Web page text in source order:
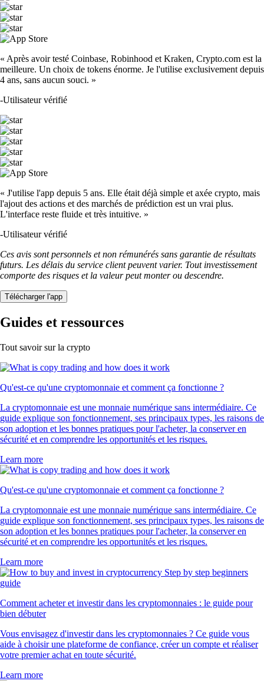
« Après avoir testé Coinbase, Robinhood et Kraken, Crypto.com est la
meilleure. Un choix de tokens énorme. Je l'utilise exclusivement depuis
4 ans, sans aucun souci. »
-Utilisateur vérifié
« J'utilise l'app depuis 5 ans. Elle était déjà simple et axée crypto, mais
l'ajout des actions et des marchés de prédiction est un vrai plus.
L'interface reste fluide et très intuitive. »
-Utilisateur vérifié
Ces avis sont personnels et non rémunérés sans garantie de résultats
futurs. Les délais du service client peuvent varier. Tout investissement
comporte des risques et la valeur peut monter ou descendre.
Télécharger l'app
Guides et ressources
Tout savoir sur la crypto
Qu'est-ce qu'une cryptomonnaie et comment ça fonctionne ?
La cryptomonnaie est une monnaie numérique sans intermédiaire. Ce
guide explique son fonctionnement, ses principaux types, les raisons de
son adoption et les bonnes pratiques pour l'acheter, la conserver en
sécurité et en comprendre les opportunités et les risques.
Learn more
Qu'est-ce qu'une cryptomonnaie et comment ça fonctionne ?
La cryptomonnaie est une monnaie numérique sans intermédiaire. Ce
guide explique son fonctionnement, ses principaux types, les raisons de
son adoption et les bonnes pratiques pour l'acheter, la conserver en
sécurité et en comprendre les opportunités et les risques.
Learn more
Comment acheter et investir dans les cryptomonnaies : le guide pour
bien débuter
Vous envisagez d'investir dans les cryptomonnaies ? Ce guide vous
aide à choisir une plateforme de confiance, créer un compte et réaliser
votre premier achat en toute sécurité.
Learn more